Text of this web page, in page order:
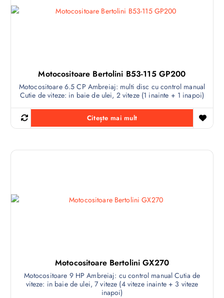
Motocositoare Bertolini B53-115 GP200
Motocositoare 6.5 CP Ambreiaj: multi disc cu control manual
Cutie de viteze: in baie de ulei, 2 viteze (1 inainte + 1 inapoi)
Citește mai mult
Motocositoare Bertolini GX270
Motocositoare 9 HP Ambreiaj: cu control manual Cutia de
viteze: in baie de ulei, 7 viteze (4 viteze inainte + 3 viteze
inapoi)